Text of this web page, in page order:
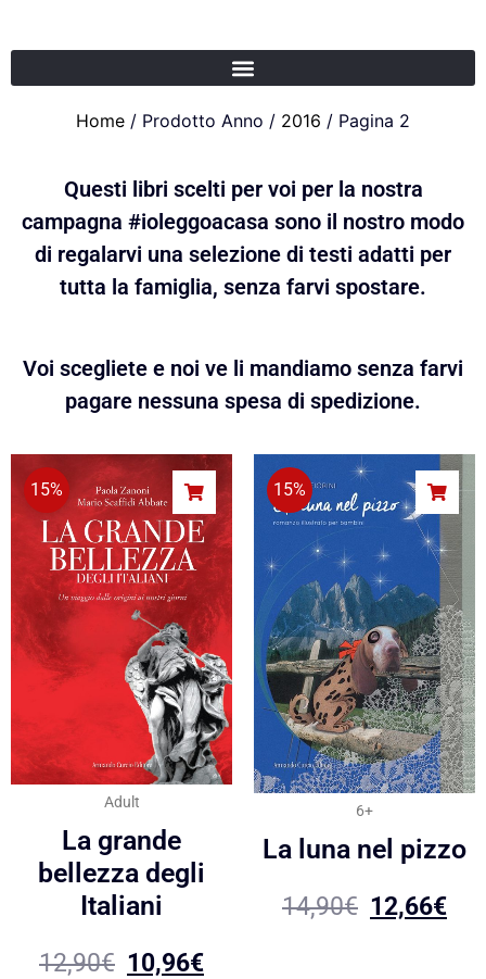
Home / Prodotto Anno / 2016 / Pagina 2
Questi libri scelti per voi per la nostra
campagna #ioleggoacasa sono il nostro modo
di regalarvi una selezione di testi adatti per
tutta la famiglia, senza farvi spostare.
Voi scegliete e noi ve li mandiamo senza farvi
pagare nessuna spesa di spedizione.
15%
Adult
La grande
bellezza degli
Italiani
12,90€ 10,96€
15%
6+
La luna nel pizzo
14,90€ 12,66€